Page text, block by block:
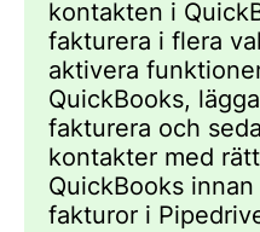
kontakten i
fakturera i flera
aktivera
QuickBooks,
fakturera och
kontakter med
QuickBooks
fakturor i